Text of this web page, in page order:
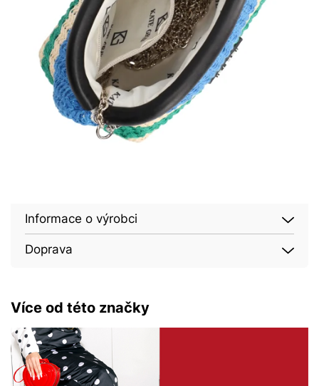
Informace o výrobci
Doprava
Více od této značky